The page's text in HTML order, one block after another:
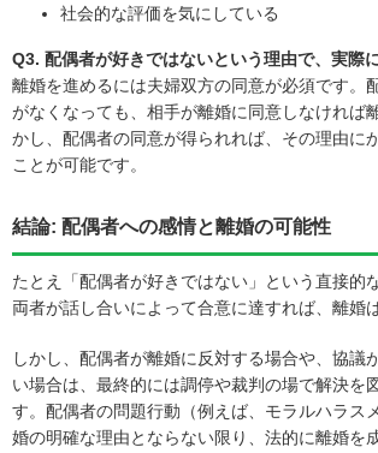
社会的な評価を気にしている
Q3. 配偶者が好きではないという理由で、実際
離婚を進めるには夫婦双方の同意が必須です。
がなくなっても、相手が離婚に同意しなければ
かし、配偶者の同意が得られれば、その理由に
ことが可能です。
結論: 配偶者への感情と離婚の可能性
たとえ「配偶者が好きではない」という直接的
両者が話し合いによって合意に達すれば、離婚
しかし、配偶者が離婚に反対する場合や、協議
い場合は、最終的には調停や裁判の場で解決を
す。配偶者の問題行動（例えば、モラルハラス
婚の明確な理由とならない限り、法的に離婚を